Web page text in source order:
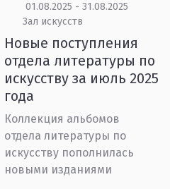
01.08.2025 - 31.08.2025
Зал искусств
Новые поступления
отдела литературы по
искусству за июль 2025
года
Коллекция альбомов
отдела литературы по
искусству пополнилась
новыми изданиями